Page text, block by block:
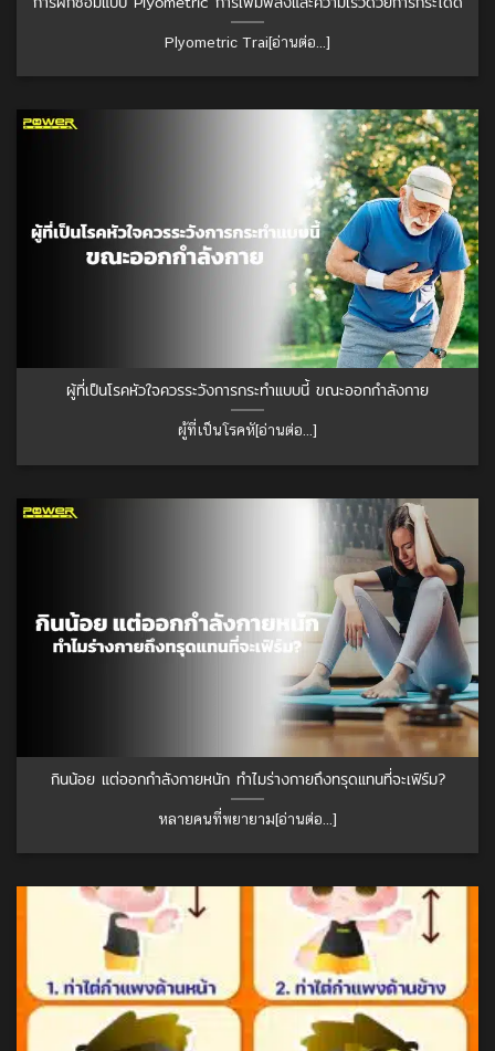
Plyometric Trai[อ่านต่อ...]
ผู้ที่เป็นโรคหัวใจควรระวังการกระทำแบบนี้ ขณะออกกำลังกาย
ผู้ที่เป็นโรคหั[อ่านต่อ...]
กินน้อย แต่ออกกำลังกายหนัก ทำไมร่างกายถึงทรุดแทนที่จะเฟิร์ม?
หลายคนที่พยายาม[อ่านต่อ...]